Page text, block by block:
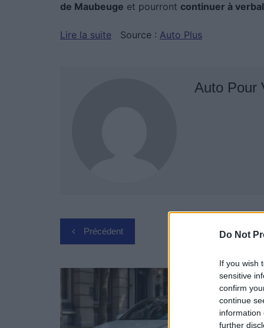
Do Not
If you wish
sensitive
confirm
continue
information
further
de Maubeuge et pourront continuer à
Lire la suite Source : Auto Plus
Auto Pour
Navigation
de
l’article
Précédent